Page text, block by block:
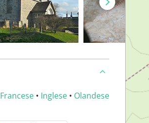
Francese • Inglese • Olandese